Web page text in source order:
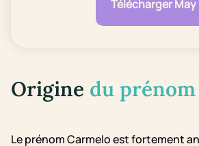
Télécharger May
Origine du prénom
Le prénom Carmelo est fortement